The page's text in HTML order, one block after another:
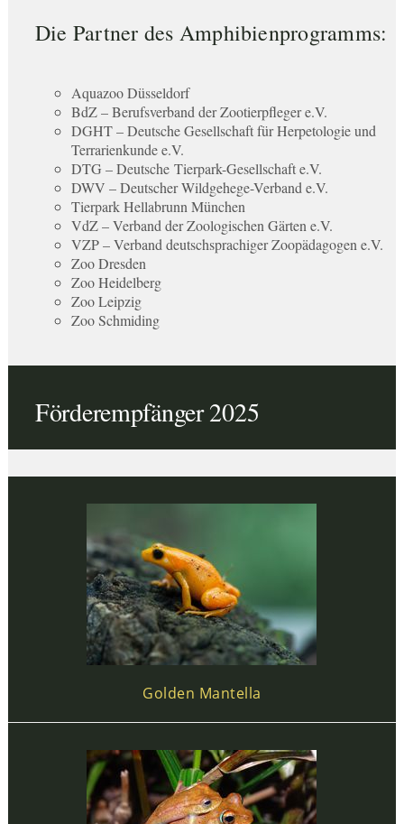
Die Partner des Amphibienprogramms:
Aquazoo Düsseldorf
BdZ – Berufsverband der Zootierpfleger e.V.
DGHT – Deutsche Gesellschaft für Herpetologie und
Terrarienkunde e.V.
DTG – Deutsche Tierpark-Gesellschaft e.V.
DWV – Deutscher Wildgehege-Verband e.V.
Tierpark Hellabrunn München
VdZ – Verband der Zoologischen Gärten e.V.
VZP – Verband deutschsprachiger Zoopädagogen e.V.
Zoo Dresden
Zoo Heidelberg
Zoo Leipzig
Zoo Schmiding
Förderempfänger 2025
Golden Mantella